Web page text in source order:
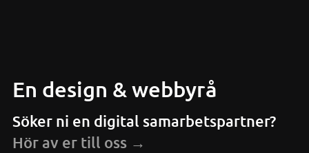
En design & webbyrå
Söker ni en digital samarbetspartner?
Hör av er till oss →